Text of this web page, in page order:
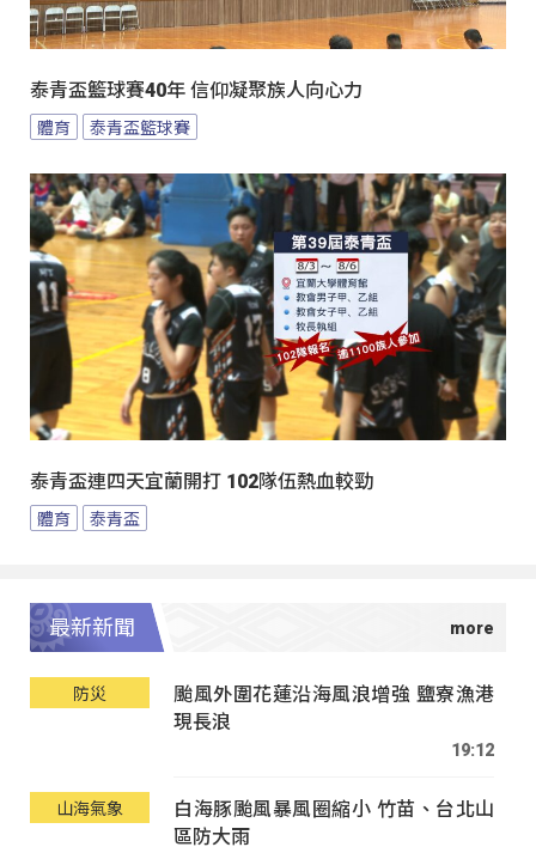
泰青盃籃球賽40年 信仰凝聚族人向心力
體育 泰青盃籃球賽
泰青盃連四天宜蘭開打 102隊伍熱血較勁
體育 泰青盃
最新新聞
防災
颱風外圍花蓮沿海風浪增強 鹽寮漁港
現長浪
19:12
山海氣象
白海豚颱風暴風圈縮小 竹苗、台北山
區防大雨